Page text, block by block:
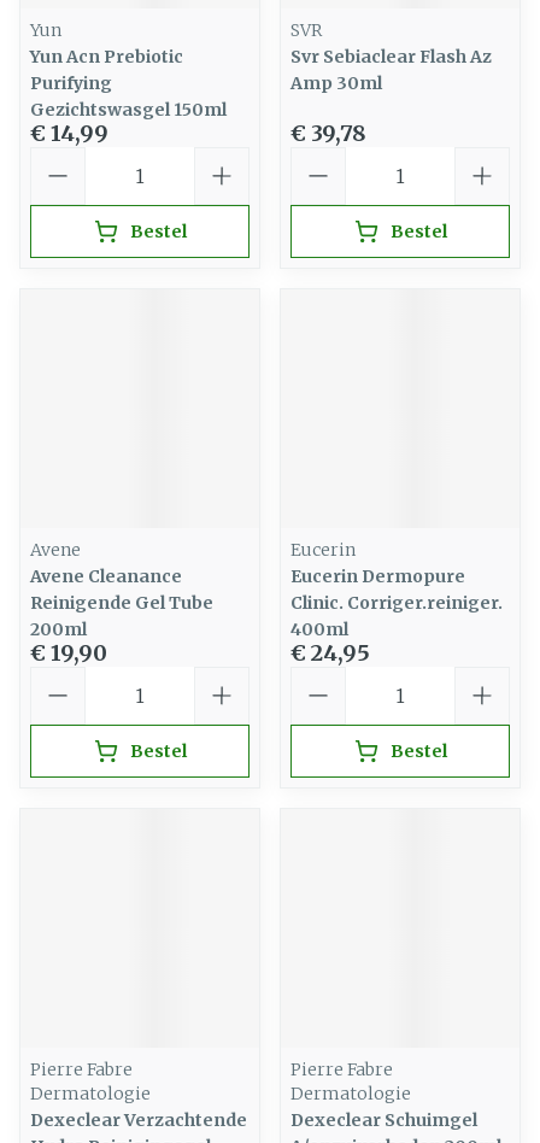
Yun
Yun Acn Prebiotic
Purifying
Gezichtswasgel 150ml
€ 14,99
Bestel
SVR
Svr Sebiaclear Flash Az
Amp 30ml
€ 39,78
Bestel
Avene
Avene Cleanance
Reinigende Gel Tube
200ml
€ 19,90
Bestel
Eucerin
Eucerin Dermopure
Clinic. Corriger.reiniger.
400ml
€ 24,95
Bestel
Pierre Fabre
Dermatologie
Dexeclear Verzachtende
Pierre Fabre
Dermatologie
Dexeclear Schuimgel